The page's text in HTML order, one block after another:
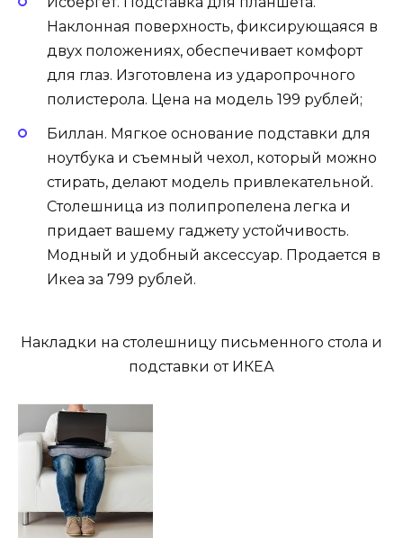
Наклонная поверхность, фиксирующаяся в
двух положениях, обеспечивает комфорт
для глаз. Изготовлена из ударопрочного
полистерола. Цена на модель 199 рублей;
Биллан. Мягкое основание подставки для
ноутбука и съемный чехол, который можно
стирать, делают модель привлекательной.
Столешница из полипропелена легка и
придает вашему гаджету устойчивость.
Модный и удобный аксессуар. Продается в
Икеа за 799 рублей.
Накладки на столешницу письменного стола и
подставки от ИКЕА